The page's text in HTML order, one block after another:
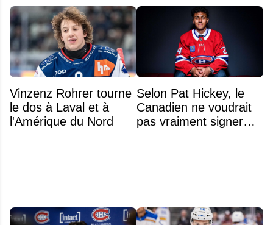
Vinzenz Rohrer tourne
le dos à Laval et à
l'Amérique du Nord
Selon Pat Hickey, le
Canadien ne voudrait
pas vraiment signer